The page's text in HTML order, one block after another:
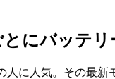
にバッテリ
に人気。その最